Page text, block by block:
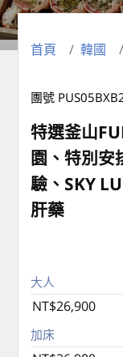
首頁 韓國
團號
特選釜山
園、特別安
驗、SKY
肝藥
大人
NT$26,900
加床